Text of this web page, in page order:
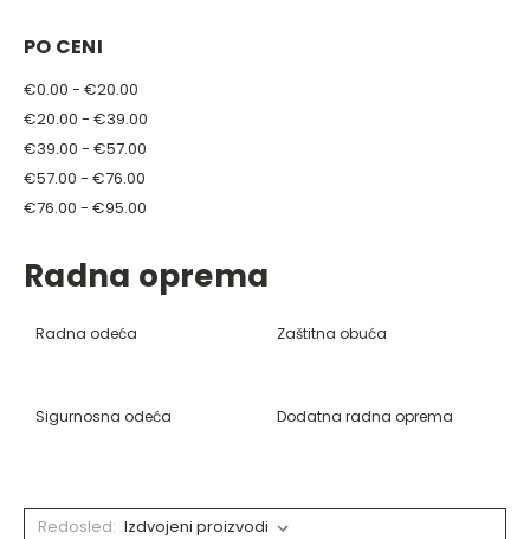
PO CENI
€0.00 - €20.00
€20.00 - €39.00
€39.00 - €57.00
€57.00 - €76.00
€76.00 - €95.00
Radna oprema
Radna odeća Zaštitna obuća
Sigurnosna odeća Dodatna radna oprema
Redosled: